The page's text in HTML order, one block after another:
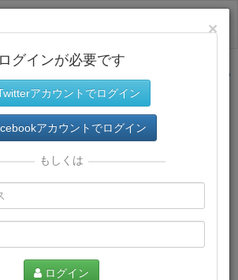
サイトトップに戻る
×
ログインが必要です
アカウントでログイン
アカウントでログイン
もしくは
ログイン